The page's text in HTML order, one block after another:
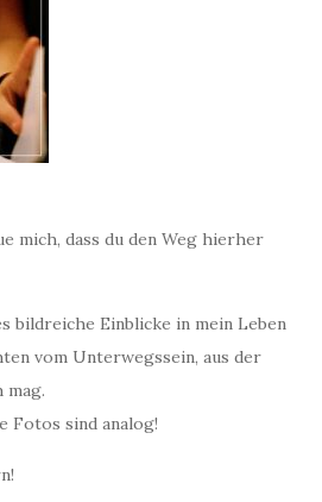
mich, dass du den Weg hierher
bildreiche Einblicke in mein Leben
vom Unterwegssein, aus der
mag.
Fotos sind analog!